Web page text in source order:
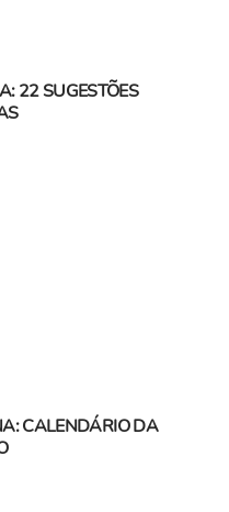
22 SUGESTÕES
CALENDÁRIO DA